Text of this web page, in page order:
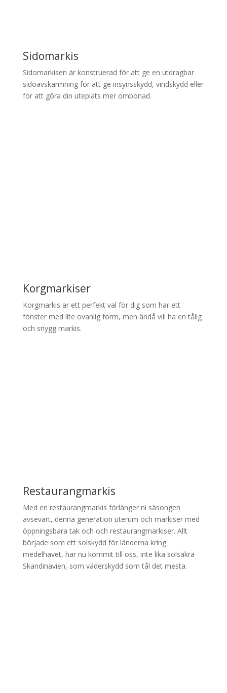
Sidomarkis
Sidomarkisen är konstruerad för att ge en utdragbar
sidoavskärmning för att ge insynsskydd, vindskydd eller
för att göra din uteplats mer ombonad.
Korgmarkiser
Korgmarkis är ett perfekt val för dig som har ett
fönster med lite ovanlig form, men ändå vill ha en tålig
och snygg markis.
Restaurangmarkis
Med en restaurangmarkis förlänger ni säsongen
avsevärt, denna generation uterum och markiser med
öppningsbara tak och och restaurangmarkiser. Allt
började som ett solskydd för länderna kring
medelhavet, har nu kommit till oss, inte lika solsäkra
Skandinavien, som väderskydd som tål det mesta.